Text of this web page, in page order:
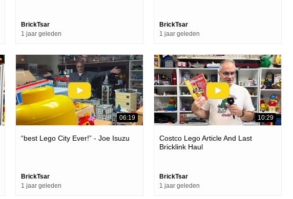
BrickTsar
1 jaar geleden
BrickTsar
1 jaar geleden
06:19
“best Lego City Ever!” - Joe Isuzu
BrickTsar
1 jaar geleden
10:29
Costco Lego Article And Last
Bricklink Haul
BrickTsar
1 jaar geleden